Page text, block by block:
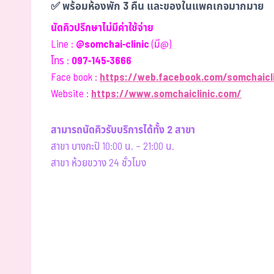
✅ พร้อมห้องพัก 3 คืน และของในแพคเกจมากมาย
นัดคิวปรึกษาไม่มีค่าใช้จ่าย
Line : @somchai-clinic(มี@)
โทร : 097-145-3666
Face book :https://web.facebook.com/
Website :https://www.somchaiclinic.com/
สามารถนัดคิวรับบริการได้ทั้ง 2 สาขา
สาขา บางกะปิ 10:00 น. – 21:00 น.
สาขา ห้วยขวาง 24 ชั่วโมง